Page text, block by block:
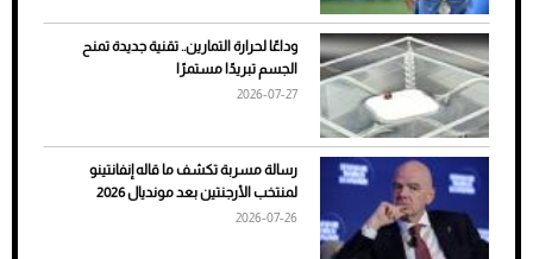
وداعًا لحرارة التمارين.. تقنية جديدة تمنح
الجسم تبريدًا مستمرًا
2026-07-27
رسالة مسربة تكشف ما قاله إنفانتينو
لمنتخب الأرجنتين بعد مونديال 2026
2026-07-26